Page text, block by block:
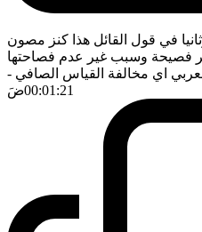
في قول القائل هذا كنز مصون
فصيحة وسبب غير عدم فصاحتها
اي مخالفة القياس الصافي -
00:01:21ضَ